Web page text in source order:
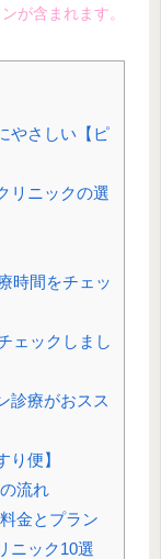
が含まれます。
やさしい【ピ
リニックの選
時間をチェッ
ェックしまし
診療がおスス
便】
流れ
金とプラン
ニック10選